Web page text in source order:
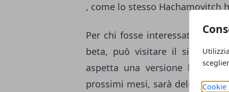
Cookie
, come lo stesso
Per chi fosse interessato a
beta, può visitare il sito
aspetta una versione beta
prossimi mesi, sarà deluso. Il